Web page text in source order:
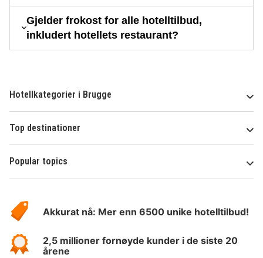
Gjelder frokost for alle hotelltilbud,
inkludert hotellets restaurant?
Hotellkategorier i Brugge
Top destinationer
Popular topics
Hotelspecials
Akkurat nå: Mer enn 6500 unike hotelltilbud!
2,5 millioner fornøyde kunder i de siste 20
årene